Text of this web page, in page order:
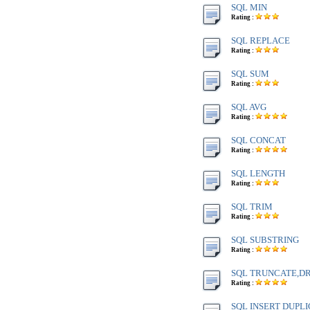
SQL MIN
Rating :
SQL REPLACE
Rating :
SQL SUM
Rating :
SQL AVG
Rating :
SQL CONCAT
Rating :
SQL LENGTH
Rating :
SQL TRIM
Rating :
SQL SUBSTRING
Rating :
SQL
Rating :
SQL INSERT